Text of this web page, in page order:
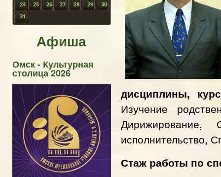
24
25 26 27 28 29
30
31
Афиша
Омск - Культурная
столица 2026
дисциплины,
Изучение
Дирижирование,
исполнительство,
Стаж работы по